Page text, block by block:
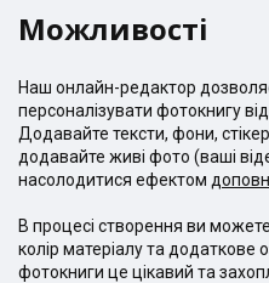
Можливості
Наш онлайн-редактор
персоналізувати фотокнигу
Додавайте тексти, фони,
додавайте живі фото (ваші
насолодитися ефектом
В процесі створення ви
колір матеріалу та
фотокниги це цікавий та